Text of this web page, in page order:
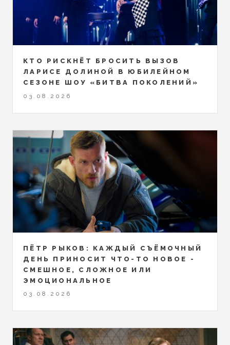
КТО РИСКНЁТ БРОСИТЬ ВЫЗОВ
ЛАРИСЕ ДОЛИНОЙ В ЮБИЛЕЙНОМ
СЕЗОНЕ ШОУ «БИТВА ПОКОЛЕНИЙ»
03.08.2026
ПЁТР РЫКОВ: КАЖДЫЙ СЪЁМОЧНЫЙ
ДЕНЬ ПРИНОСИТ ЧТО-ТО НОВОЕ -
СМЕШНОЕ, СЛОЖНОЕ ИЛИ
ЭМОЦИОНАЛЬНОЕ
03.08.2026